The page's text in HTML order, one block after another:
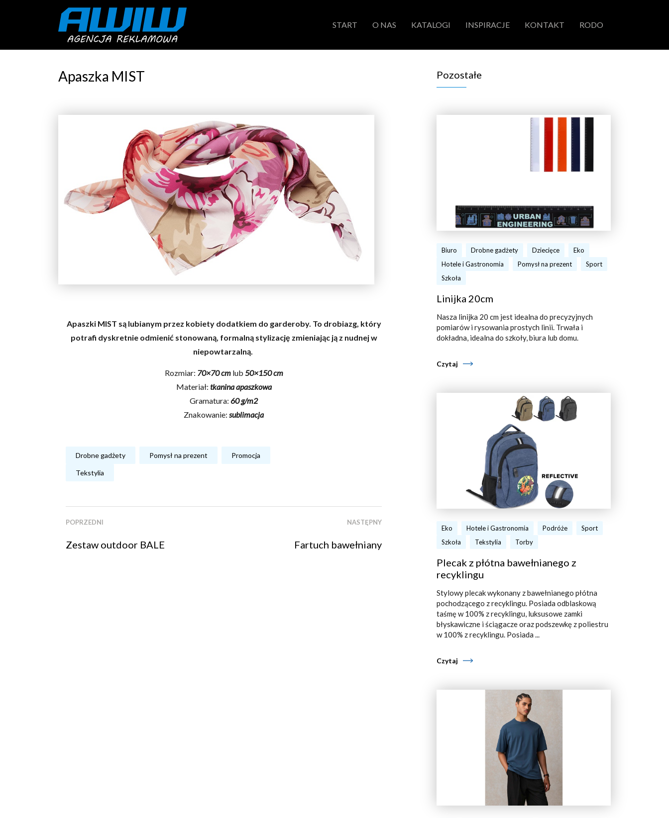
START O NAS KATALOGI INSPIRACJE KONTAKT RODO
Apaszka MIST
Apaszki MIST są lubianym przez kobiety dodatkiem do garderoby. To drobiazg, który
potrafi dyskretnie odmienić stonowaną, formalną stylizację zmieniając ją z nudnej w
niepowtarzalną.
Rozmiar: 70×70 cm lub 50×150 cm
Materiał: tkanina apaszkowa
Gramatura: 60 g/m2
Znakowanie: sublimacja
Drobne gadżety Pomysł na prezent Promocja
Tekstylia
POPRZEDNI
Zestaw outdoor BALE
NASTĘPNY
Fartuch bawełniany
Pozostałe
Biuro Drobne gadżety Dziecięce
Eko
Hotele i Gastronomia
Pomysł na prezent
Sport
Szkoła
Linijka 20cm
Nasza linijka 20 cm jest idealna do precyzyjnych
pomiarów i rysowania prostych linii. Trwała i
dokładna, idealna do szkoły, biura lub domu.
Czytaj
Eko Hotele i Gastronomia Podróże
Sport
Szkoła
Tekstylia Torby
Plecak z płótna bawełnianego z
recyklingu
Stylowy plecak wykonany z bawełnianego płótna
pochodzącego z recyklingu. Posiada odblaskową
taśmę w 100% z recyklingu, luksusowe zamki
błyskawiczne i ściągacze oraz podszewkę z poliestru
w 100% z recyklingu. Posiada ...
Czytaj